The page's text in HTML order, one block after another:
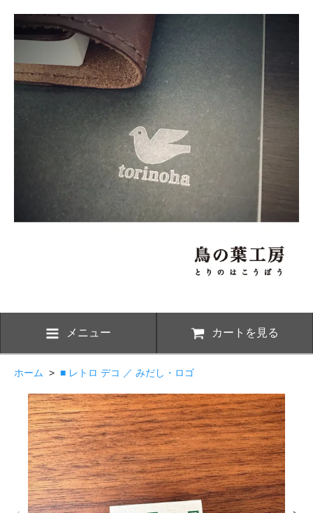
メニュー カートを見る
ホーム > ■ レトロ デコ ／ みだし・ロゴ